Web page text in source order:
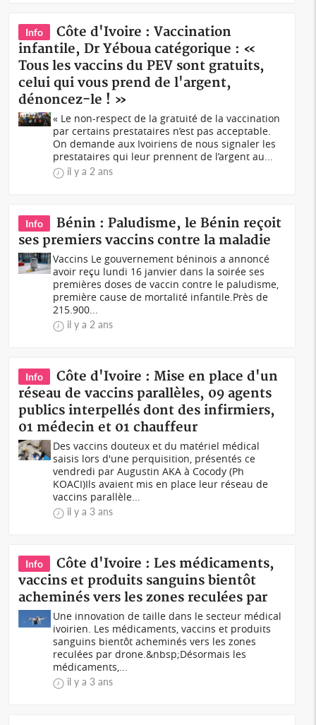
Info
Côte d'Ivoire : Vaccination
infantile, Dr Yéboua catégorique : «
Tous les vaccins du PEV sont gratuits,
celui qui vous prend de l'argent,
dénoncez-le ! »
« Le non-respect de la gratuité de la vaccination
par certains prestataires n’est pas acceptable.
On demande aux Ivoiriens de nous signaler les
prestataires qui leur prennent de l’argent au...
il y a 2 ans
Info
Bénin : Paludisme, le Bénin reçoit
ses premiers vaccins contre la maladie
Vaccins Le gouvernement béninois a annoncé
avoir reçu lundi 16 janvier dans la soirée ses
premières doses de vaccin contre le paludisme,
première cause de mortalité infantile.Près de
215.900...
il y a 2 ans
Info
Côte d'Ivoire : Mise en place d'un
réseau de vaccins parallèles, 09 agents
publics interpellés dont des infirmiers,
01 médecin et 01 chauffeur
Des vaccins douteux et du matériel médical
saisis lors d'une perquisition, présentés ce
vendredi par Augustin AKA à Cocody (Ph
KOACI)Ils avaient mis en place leur réseau de
vaccins parallèle...
il y a 3 ans
Info
Côte d'Ivoire : Les médicaments,
vaccins et produits sanguins bientôt
acheminés vers les zones reculées par
Une innovation de taille dans le secteur médical
ivoirien. Les médicaments, vaccins et produits
sanguins bientôt acheminés vers les zones
reculées par drone.&nbsp;Désormais les
médicaments,...
il y a 3 ans